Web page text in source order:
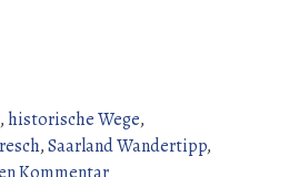
, historische Wege,
,Saarland Wandertipp,
zu